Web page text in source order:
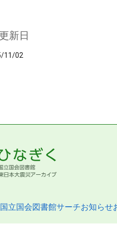
新日
11/02
国立国会図書館サーチお知らせ